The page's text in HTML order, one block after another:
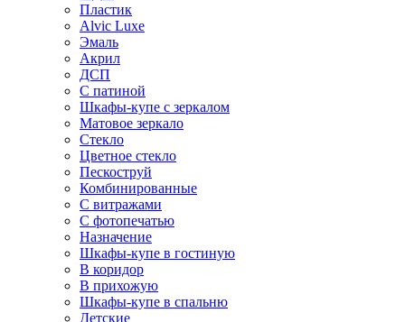
Пластик
Alvic Luxe
Эмаль
Акрил
ДСП
С патиной
Шкафы-купе с зеркалом
Матовое зеркало
Стекло
Цветное стекло
Пескоструй
Комбинированные
С витражами
С фотопечатью
Назначение
Шкафы-купе в гостиную
В коридор
В прихожую
Шкафы-купе в спальню
Детские